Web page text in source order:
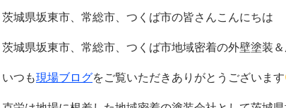
茨城県坂東市、常総市、つくば市の皆さんこんにちは
茨城県坂東市、常総市、つくば市地域密着の外壁塗装
いつも現場ブログをご覧いただきありがとうございます